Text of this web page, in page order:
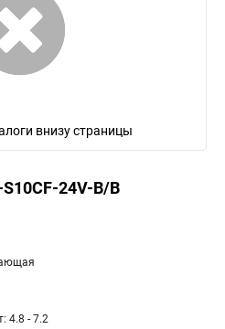
внизу страницы
24V-B/B
4.8 - 7.2